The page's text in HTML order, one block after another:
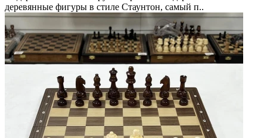
деревянные фигуры в стиле Стаунтон, самый п..